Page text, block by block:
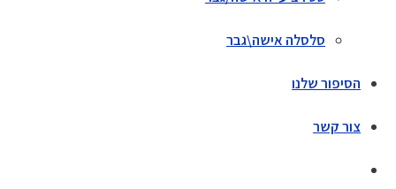
סלסלה אישה\גבר
הסיפור שלנו
צור קשר